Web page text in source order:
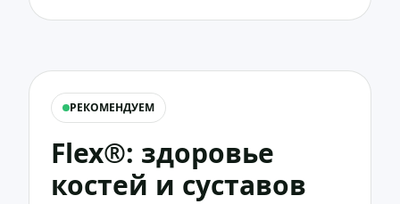
РЕКОМЕНДУЕМ
Flex®: здоровье
костей и суставов